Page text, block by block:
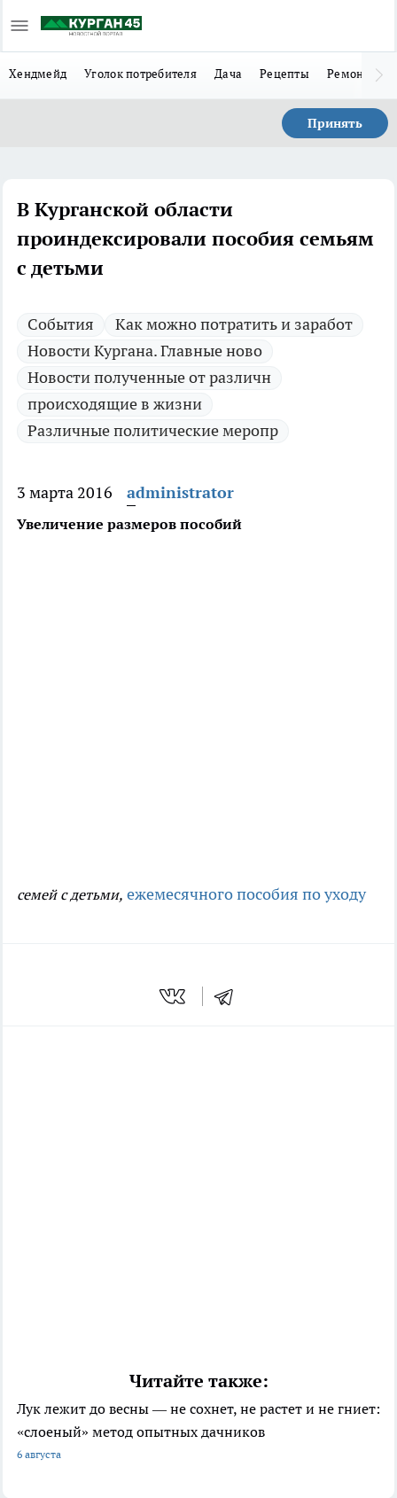
Хендмейд Уголок потребителя Дача Рецепты Ремонт
Принять
В Курганской области
проиндексировали пособия семьям
с детьми
Cобытия
Как можно потратить и заработ
Новости Кургана. Главные ново
Новости полученные от различн
происходящие в жизни
Различные политические меропр
3 марта 2016 administrator
Увеличение размеров пособий
семей с детьми, ежемесячного пособия по уходу
Читайте также:
Лук лежит до весны — не сохнет, не растет и не гниет:
«слоеный» метод опытных дачников
6 августа